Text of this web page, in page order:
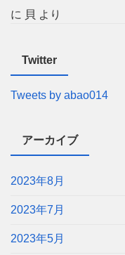
に 貝 より
Twitter
Tweets by abao014
アーカイブ
2023年8月
2023年7月
2023年5月